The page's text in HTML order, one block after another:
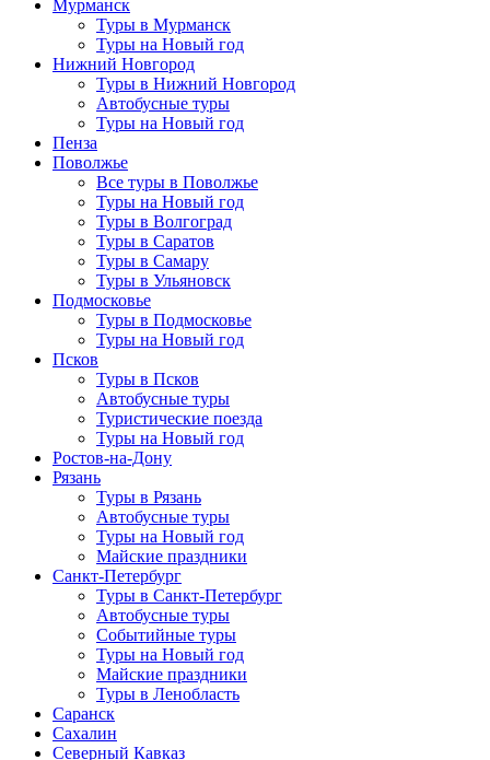
Мурманск
Туры в Мурманск
Туры на Новый год
Нижний Новгород
Туры в Нижний Новгород
Автобусные туры
Туры на Новый год
Пенза
Поволжье
Все туры в Поволжье
Туры на Новый год
Туры в Волгоград
Туры в Саратов
Туры в Самару
Туры в Ульяновск
Подмосковье
Туры в Подмосковье
Туры на Новый год
Псков
Туры в Псков
Автобусные туры
Туристические поезда
Туры на Новый год
Ростов-на-Дону
Рязань
Туры в Рязань
Автобусные туры
Туры на Новый год
Майские праздники
Санкт-Петербург
Туры в Санкт-Петербург
Автобусные туры
Событийные туры
Туры на Новый год
Майские праздники
Туры в Ленобласть
Саранск
Сахалин
Северный Кавказ